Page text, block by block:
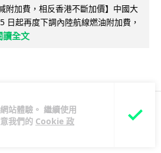
站體驗。 繼續使用
我們的 Cookie 政
附加費，相反香港不斷加價】中國大
日起再度下調內陸航線燃油附加費，
讀全文
區塊鏈